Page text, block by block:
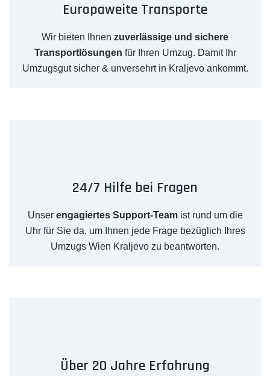
Europaweite Transporte
Wir bieten Ihnen zuverlässige und sichere
Transportlösungen für Ihren Umzug. Damit Ihr
Umzugsgut sicher & unversehrt in Kraljevo ankommt.
24/7 Hilfe bei Fragen
Unser engagiertes Support-Teamist rund um die
Uhr für Sie da, um Ihnen jede Frage bezüglich Ihres
Umzugs Wien Kraljevo zu beantworten.
Über 20 Jahre Erfahrung